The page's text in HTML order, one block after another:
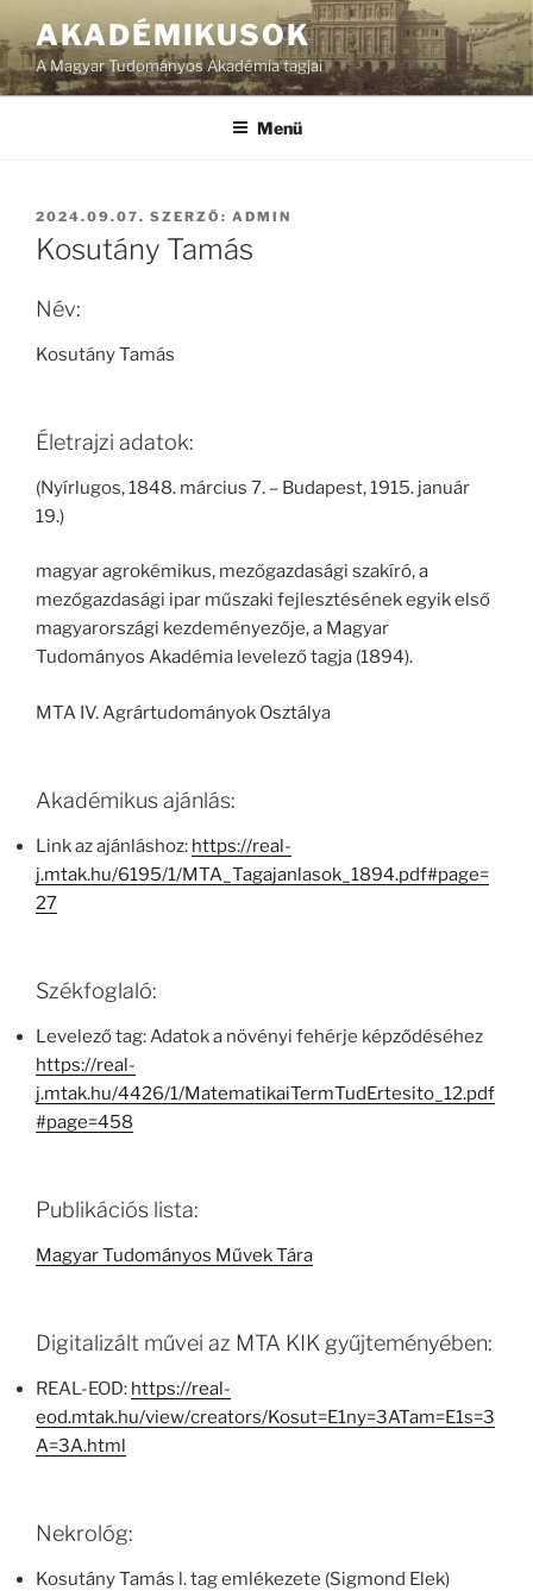
AKADÉMIKUSOK
A Magyar Tudományos Akadémia tagjai
Menü
BEKÜLDVE:
2024.09.07. SZERZŐ: ADMIN
Kosutány Tamás
Név:
Kosutány Tamás
Életrajzi adatok:
(Nyírlugos, 1848. március 7. – Budapest, 1915. január
19.)
magyar agrokémikus, mezőgazdasági szakíró, a
mezőgazdasági ipar műszaki fejlesztésének egyik első
magyarországi kezdeményezője, a Magyar
Tudományos Akadémia levelező tagja (1894).
MTA IV. Agrártudományok Osztálya
Akadémikus ajánlás:
Link az ajánláshoz: https://real-
j.mtak.hu/6195/1/MTA_Tagajanlasok_1894.pdf#page=
27
Székfoglaló:
Levelező tag: Adatok a növényi fehérje képződéséhez
https://real-
j.mtak.hu/4426/1/MatematikaiTermTudErtesito_12.pdf
#page=458
Publikációs lista:
Magyar Tudományos Művek Tára
Digitalizált művei az MTA KIK gyűjteményében:
REAL-EOD: https://real-
eod.mtak.hu/view/creators/Kosut=E1ny=3ATam=E1s=3
A=3A.html
Nekrológ:
Kosutány Tamás l. tag emlékezete (Sigmond Elek)